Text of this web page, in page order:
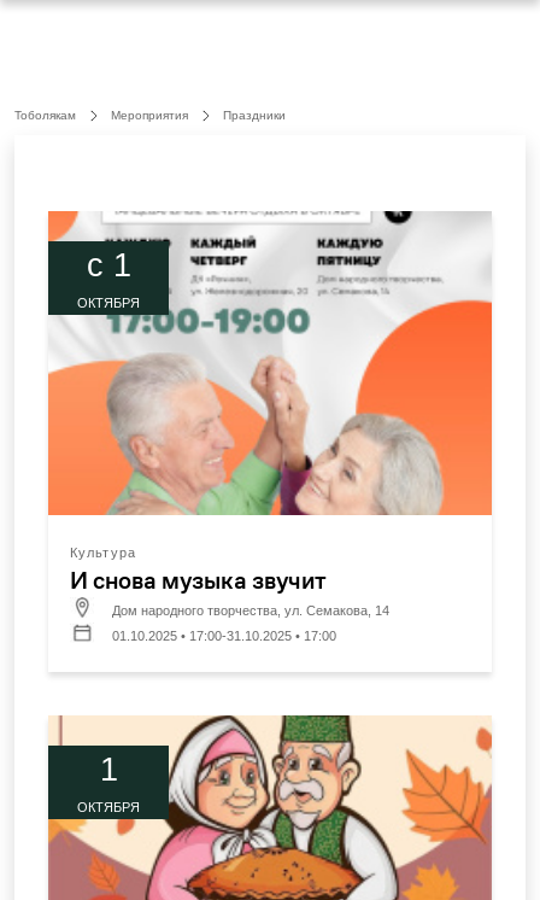
Тоболякам Мероприятия Праздники
c 1
ОКТЯБРЯ
Культура
И снова музыка звучит
Дом народного творчества, ул. Семакова, 14
01.10.2025 • 17:00-31.10.2025 • 17:00
1
ОКТЯБРЯ